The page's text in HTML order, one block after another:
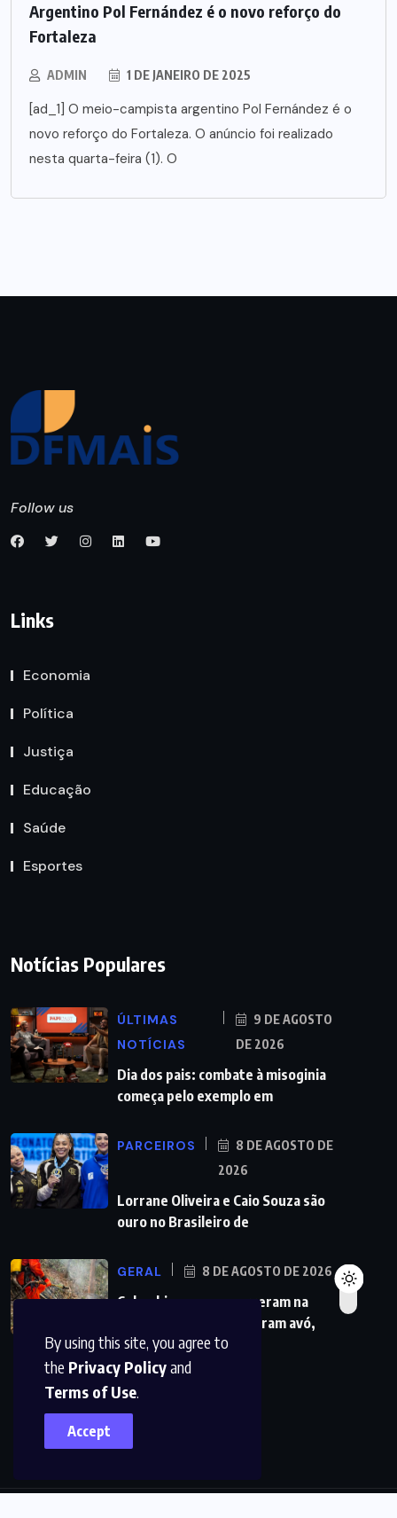
By using this site, you agree to
the Privacy Policyand
Terms of Use.
Accept
Argentino Pol Fernández é o novo reforço do
Fortaleza
ADMIN 1 DE JANEIRO DE 2025
[ad_1] O meio-campista argentino Pol Fernández é o
novo reforço do Fortaleza. O anúncio foi realizado
nesta quarta-feira (1). O
Follow us
Links
Economia
Política
Justiça
Educação
Saúde
Esportes
Notícias Populares
ÚLTIMAS
NOTÍCIAS
9 DE AGOSTO
DE 2026
Dia dos pais: combate à misoginia
começa pelo exemplo em
PARCEIROS
8 DE AGOSTO DE
2026
Lorrane Oliveira e Caio Souza são
ouro no Brasileiro de
GERAL 8 DE AGOSTO DE 2026
Colombianas que morreram na
queda de helicóptero eram avó,
mãe